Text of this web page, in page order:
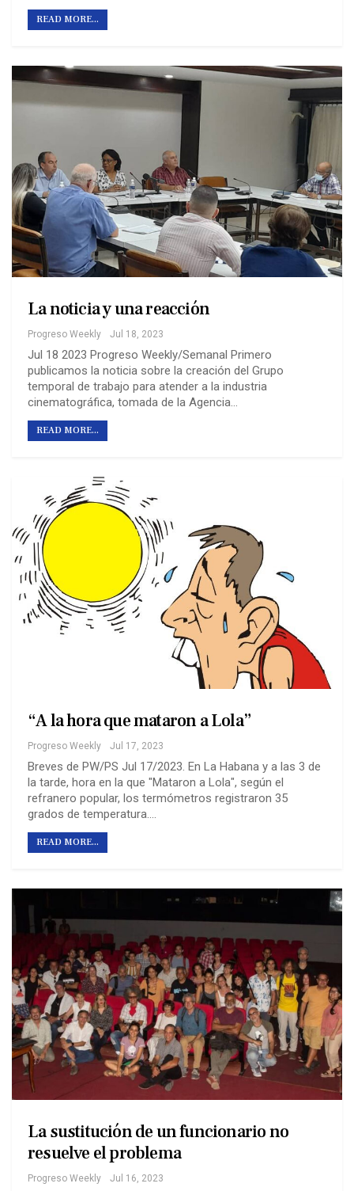
READ MORE...
La noticia y una reacción
Progreso Weekly Jul 18, 2023
Jul 18 2023 Progreso Weekly/Semanal Primero
publicamos la noticia sobre la creación del Grupo
temporal de trabajo para atender a la industria
cinematográfica, tomada de la Agencia…
READ MORE...
“A la hora que mataron a Lola”
Progreso Weekly Jul 17, 2023
Breves de PW/PS Jul 17/2023. En La Habana y a las 3 de
la tarde, hora en la que "Mataron a Lola", según el
refranero popular, los termómetros registraron 35
grados de temperatura.…
READ MORE...
La sustitución de un funcionario no
resuelve el problema
Progreso Weekly Jul 16, 2023